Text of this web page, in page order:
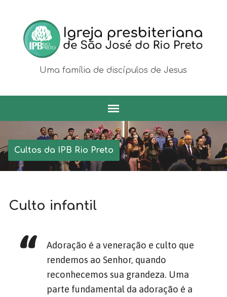
Uma família de discípulos de Jesus
Cultos da IPB Rio Preto
Culto infantil
Adoração é a veneração e culto que
rendemos ao Senhor, quando
reconhecemos sua grandeza. Uma
parte fundamental da adoração é a